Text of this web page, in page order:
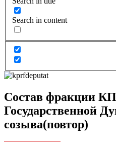
Search in content
Состав фракции
Государственной
созыва(повтор)